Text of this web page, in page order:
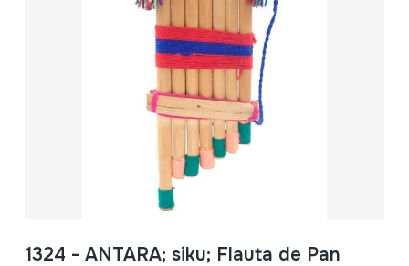
1324 - ANTARA; siku; Flauta de Pan